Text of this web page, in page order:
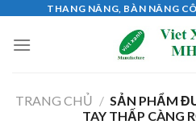
content
THANG NÂNG, BÀN NÂNG
TRANG CHỦ / SẢN PHẨM
TAY THẤP CÀNG